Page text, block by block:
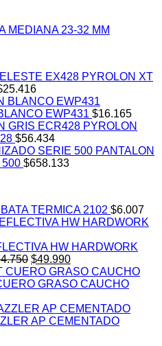
MEDIANA 23-32 MM
PYROLON XT
25.416
EWP431 $16.165
PYROLON
$56.434
PANTALON
500 $658.133
TERMICA 2102 $6.007
HW HARDWORK
El
precio
original
$74.750.
$49.990El
precio
actual
$49.990.
GRASO CAUCHO
AP CEMENTADO